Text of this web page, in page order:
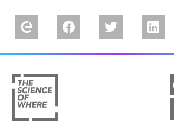
Explore our Esri Community
Follow us on Facebook
Follow us on